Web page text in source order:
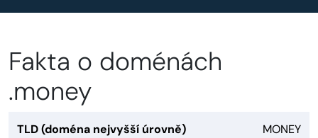
Fakta o doménách
.money
TLD (doména nejvyšší úrovně) MONEY